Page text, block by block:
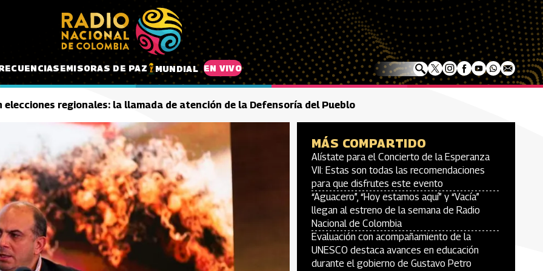
EMISORAS DE PAZ MUNDIAL EN VIVO
elecciones regionales: la llamada de atención de la Defensoría del Pueblo
MÁS COMPARTIDO
Alístate para el Concierto de la Esperanza
VII: Estas son todas las recomendaciones
para que disfrutes este evento
“Aguacero”, “Hoy estamos aquí” y “Vacía”
llegan al estreno de la semana de Radio
Nacional de Colombia
Evaluación con acompañamiento de la
UNESCO destaca avances en educación
durante el gobierno de Gustavo Petro